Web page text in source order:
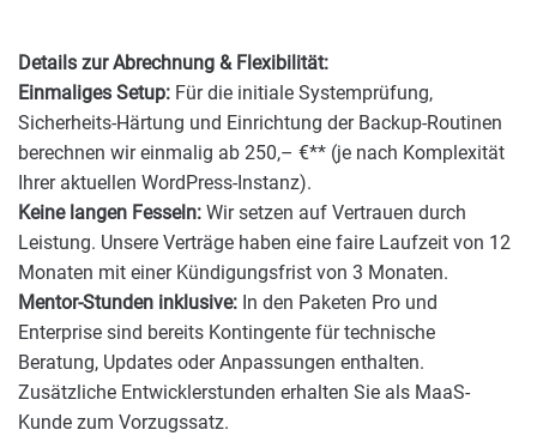
Details zur Abrechnung & Flexibilität:
Einmaliges Setup: Für die initiale Systemprüfung,
Sicherheits-Härtung und Einrichtung der Backup-Routinen
berechnen wir einmalig ab 250,– €** (je nach Komplexität
Ihrer aktuellen WordPress-Instanz).
Keine langen Fesseln: Wir setzen auf Vertrauen durch
Leistung. Unsere Verträge haben eine faire Laufzeit von 12
Monaten mit einer Kündigungsfrist von 3 Monaten.
Mentor-Stunden inklusive: In den Paketen Pro und
Enterprise sind bereits Kontingente für technische
Beratung, Updates oder Anpassungen enthalten.
Zusätzliche Entwicklerstunden erhalten Sie als MaaS-
Kunde zum Vorzugssatz.